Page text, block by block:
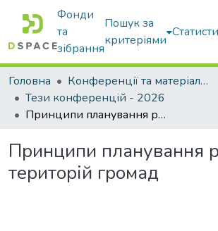
Фонди
та
зібрання
Пошук за
критеріями
Головна
Конференції та матеріали конференцій
Тези конференцій - 2026
Принципи планування розвитку територій громад
Принципи планування
територій громад